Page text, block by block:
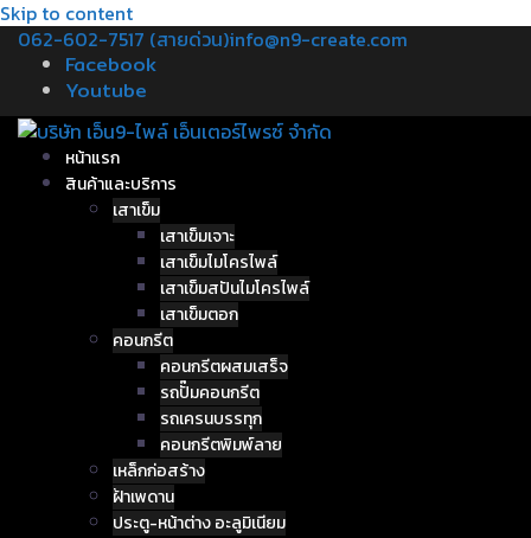
Skip to content
062-602-7517 (สายด่วน)info@n9-create.com
Facebook
Youtube
หน้าแรก
สินค้าและบริการ
เสาเข็ม
เสาเข็มเจาะ
เสาเข็มไมโครไพล์
เสาเข็มสปันไมโครไพล์
เสาเข็มตอก
คอนกรีต
คอนกรีตผสมเสร็จ
รถปั๊มคอนกรีต
รถเครนบรรทุก
คอนกรีตพิมพ์ลาย
เหล็กก่อสร้าง
ฝ้าเพดาน
ประตู-หน้าต่าง อะลูมิเนียม